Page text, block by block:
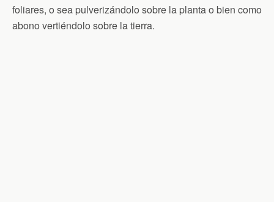
foliares, o sea pulverizándolo sobre la planta o bien como
abono vertiéndolo sobre la tierra.